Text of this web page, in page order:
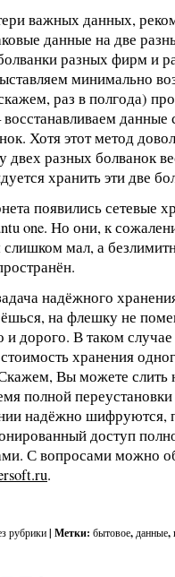
важных данных,
данные на две
разных фирм и
минимально
раз в полгода)
восстанавливаем
Хотя этот метод
двех разных болванок
хранить эти две
появились сетевые
one. Но они, к
мал, а
надёжного
на флешку не
и дорого. В таком
хранения
Вы можете
полной
надёжно шифруются,
доступ
С вопросами можно
.
рубрики| Метки: бытовое, данные,